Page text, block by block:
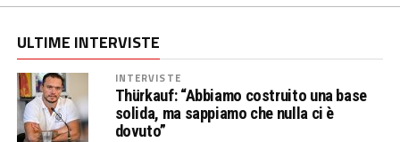
ULTIME INTERVISTE
INTERVISTE
Thürkauf: “Abbiamo costruito una base
solida, ma sappiamo che nulla ci è
dovuto”